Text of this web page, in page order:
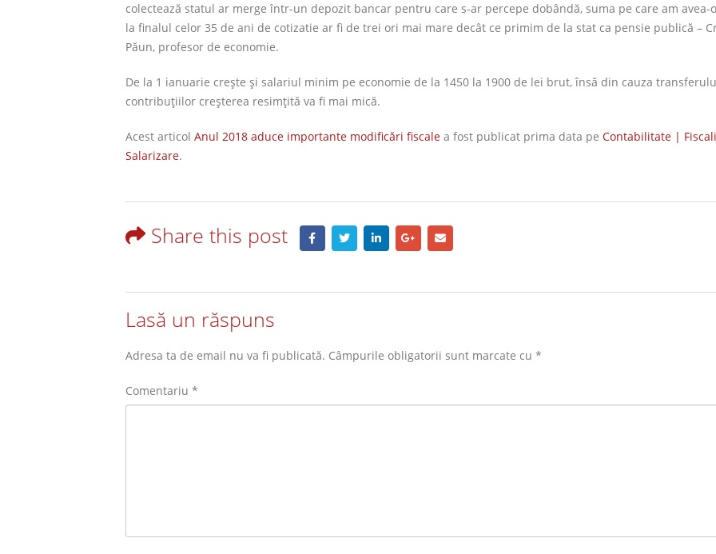
colectează statul ar merge într-un depozit bancar pentru care s-ar percepe dobândă, suma pe care am avea-
la finalul celor 35 de ani de cotizatie ar fi de trei ori mai mare decât ce primim de la stat ca pensie publică –
Păun, profesor de economie.
De la 1 ianuarie creşte şi salariul minim pe economie de la 1450 la 1900 de lei brut, însă din cauza
contribuţiilor creşterea resimţită va fi mai mică.
Acest articol Anul 2018 aduce importante modificări fiscale a fost publicat prima data pe Contabilitate |
Salarizare.
Share this post
Lasă un răspuns
Adresa ta de email nu va fi publicată. Câmpurile obligatorii sunt marcate cu *
Comentariu *